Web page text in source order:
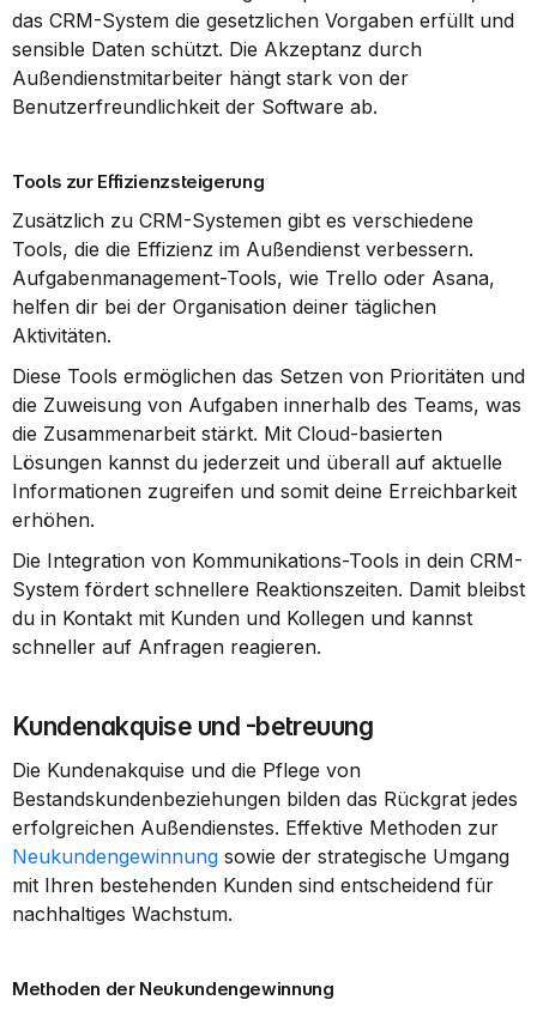
das CRM-System die gesetzlichen Vorgaben erfüllt und
sensible Daten schützt. Die Akzeptanz durch
Außendienstmitarbeiter hängt stark von der
Benutzerfreundlichkeit der Software ab.
Tools zur Effizienzsteigerung
Zusätzlich zu CRM-Systemen gibt es verschiedene
Tools, die die Effizienz im Außendienst verbessern.
Aufgabenmanagement-Tools, wie Trello oder Asana,
helfen dir bei der Organisation deiner täglichen
Aktivitäten.
Diese Tools ermöglichen das Setzen von Prioritäten und
die Zuweisung von Aufgaben innerhalb des Teams, was
die Zusammenarbeit stärkt. Mit Cloud-basierten
Lösungen kannst du jederzeit und überall auf aktuelle
Informationen zugreifen und somit deine Erreichbarkeit
erhöhen.
Die Integration von Kommunikations-Tools in dein CRM-
System fördert schnellere Reaktionszeiten. Damit bleibst
du in Kontakt mit Kunden und Kollegen und kannst
schneller auf Anfragen reagieren.
Kundenakquise und -betreuung
Die Kundenakquise und die Pflege von
Bestandskundenbeziehungen bilden das Rückgrat jedes
Neukundengewinnung sowie der strategische Umgang
mit Ihren bestehenden Kunden sind entscheidend für
nachhaltiges Wachstum.
Methoden der Neukundengewinnung